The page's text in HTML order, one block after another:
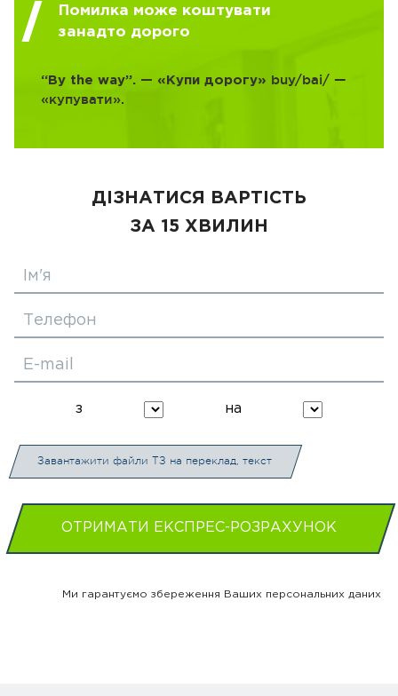
Помилка може коштувати
занадто дорого
“By the way”. — «Купи дорогу» buy/bai/ —
«купувати».
ДІЗНАТИСЯ ВАРТІСТЬ
ЗА 15 ХВИЛИН
Ім'я
Телефон
E-mail
з на
Завантажити файли ТЗ на переклад, текст
ОТРИМАТИ ЕКСПРЕС-РОЗРАХУНОК
Ми гарантуємо збереження Ваших персональних даних